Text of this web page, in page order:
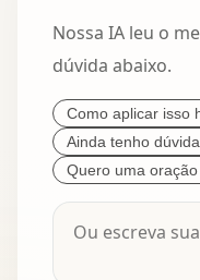
Nossa IA leu o
dúvida abaixo.
Como aplicar isso
Ainda tenho
Quero uma